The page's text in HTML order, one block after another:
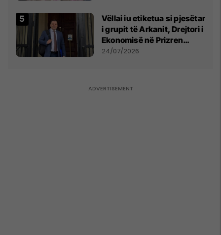
Vëllai iu etiketua si pjesëtar
i grupit të Arkanit, Drejtori i
Ekonomisë në Prizren
mohon pretendimet
24/07/2026